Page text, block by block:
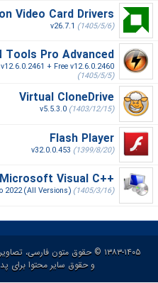
Video Card Drivers
v26.7.1 (1405/5/6)
Tools Pro Advanced
+ Free v12.6.0.2460
(1405/5/5)
Virtual CloneDrive
v5.5.3.0 (1403/12/15)
Flash Player
v32.0.0.453 (1399/8/20)
Microsoft Visual C++‎
2022 (All Versions) (1405/3/16)
و حقوق سایر محتوا برای